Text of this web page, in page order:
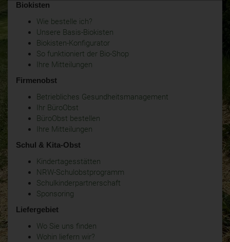
Biokisten
Wie bestelle ich?
Unsere Basis-Biokisten
Biokisten-Konfigurator
So funktioniert der Bio-Shop
Ihre Mitteilungen
Firmenobst
Betriebliches Gesundheitsmanagement
Ihr BüroObst
BüroObst bestellen
Ihre Mitteilungen
Schul & Kita-Obst
Kindertagesstätten
NRW-Schulobstprogramm
Schulkinderpartnerschaft
Sponsoring
Liefergebiet
Wo Sie uns finden
Wohin liefern wir?